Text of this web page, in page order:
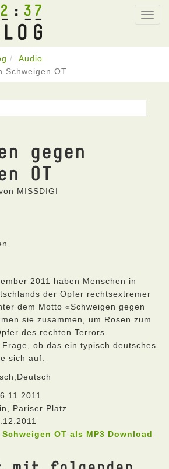
37
Audio
Schweigen OT
gegen
OT
MISSDIGI
2011 haben Menschen in
der Opfer rechtsextremer
dem Motto «Schweigen gegen
sie zusammen, um Rosen zum
des rechten Terrors
ob das ein typisch deutsches
sich auf.
Pariser Platz
OT als MP3 Download